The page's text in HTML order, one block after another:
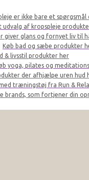
er ikke bare et
udvalg af kropspleje
giver glans og fornyet liv til
Køb bad og sæbe produkter
& livsstil produkter her
yoga, pilates og
der afhjælpe uren hud
træningstøj fra Run &
brands, som fortjener din